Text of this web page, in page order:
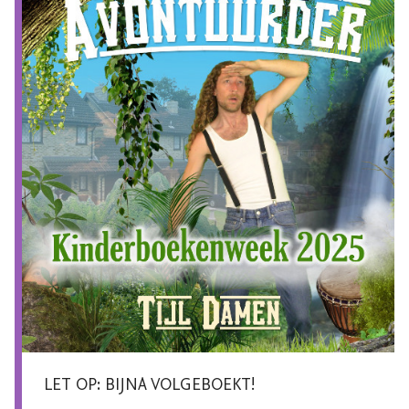
LET OP: BIJNA VOLGEBOEKT!